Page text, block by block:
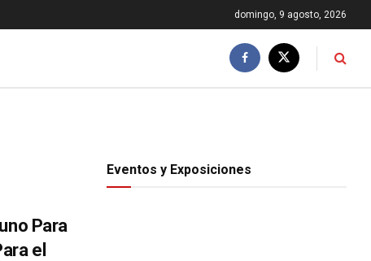
domingo, 9 agosto, 2026
Para
el
Eventos y Exposiciones